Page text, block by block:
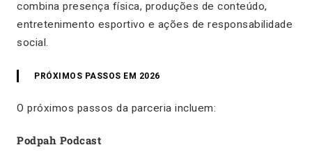
combina presença física, produções de conteúdo,
entretenimento esportivo e ações de responsabilidade
social.
PRÓXIMOS PASSOS EM 2026
O próximos passos da parceria incluem:
Podpah Podcast